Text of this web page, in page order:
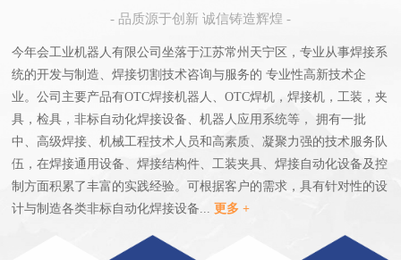
- 品质源于创新 诚信铸造辉煌 -
今年会工业机器人有限公司坐落于江苏常州天宁区，专业从事焊接系
统的开发与制造、焊接切割技术咨询与服务的 专业性高新技术企
业。公司主要产品有OTC焊接机器人、OTC焊机，焊接机，工装，夹
具，检具，非标自动化焊接设备、机器人应用系统等，
拥有一批
中、高级焊接、机械工程技术人员和高素质、凝聚力强的技术服务队
伍，在焊接通用设备、焊接结构件、工装夹具、焊接自动化设备及控
制方面积累了丰富的实践经验。可根据客户的需求，具有针对性的设
计与制造各类非标自动化焊接设备... 更多 +